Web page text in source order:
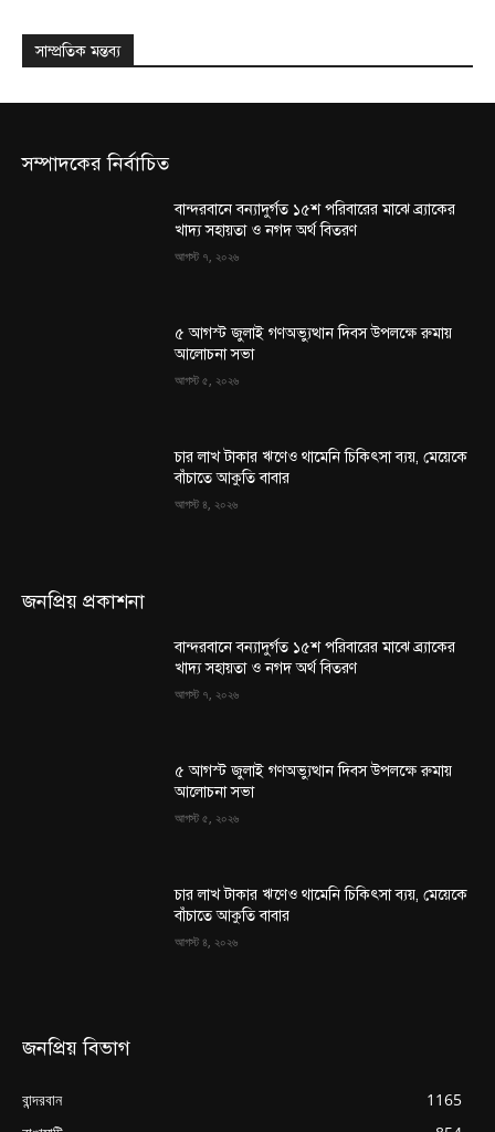
সাম্প্রতিক মন্তব্য
সম্পাদকের নির্বাচিত
বান্দরবানে বন্যাদুর্গত ১৫শ পরিবারের মাঝে ব্র্যাকের
খাদ্য সহায়তা ও নগদ অর্থ বিতরণ
আগস্ট ৭, ২০২৬
৫ আগস্ট জুলাই গণঅভ্যুত্থান দিবস উপলক্ষে রুমায়
আলোচনা সভা
আগস্ট ৫, ২০২৬
চার লাখ টাকার ঋণেও থামেনি চিকিৎসা ব্যয়, মেয়েকে
বাঁচাতে আকুতি বাবার
আগস্ট ৪, ২০২৬
জনপ্রিয় প্রকাশনা
বান্দরবানে বন্যাদুর্গত ১৫শ পরিবারের মাঝে ব্র্যাকের
খাদ্য সহায়তা ও নগদ অর্থ বিতরণ
আগস্ট ৭, ২০২৬
৫ আগস্ট জুলাই গণঅভ্যুত্থান দিবস উপলক্ষে রুমায়
আলোচনা সভা
আগস্ট ৫, ২০২৬
চার লাখ টাকার ঋণেও থামেনি চিকিৎসা ব্যয়, মেয়েকে
বাঁচাতে আকুতি বাবার
আগস্ট ৪, ২০২৬
জনপ্রিয় বিভাগ
বান্দরবান
1165